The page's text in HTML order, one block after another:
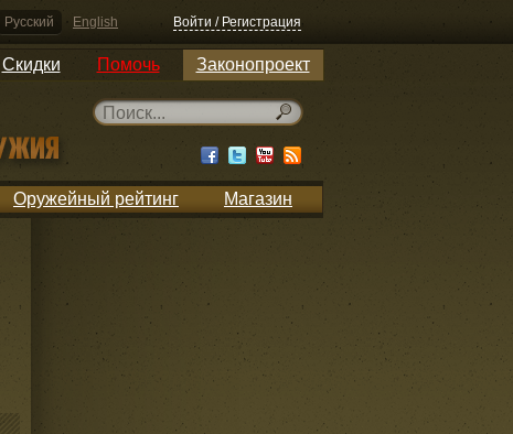
Русский English Войти / Регистрация
Скидки Помочь Законопроект
Оружейный рейтинг Магазин